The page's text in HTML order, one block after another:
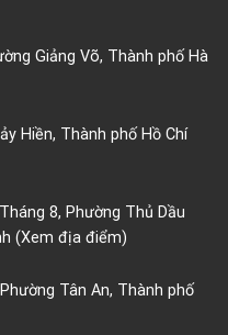
Giảng Võ, Thành phố Hà
Hiền, Thành phố Hồ Chí
8, Phường Thủ Dầu
(Xem địa điểm)
Tân An, Thành phố